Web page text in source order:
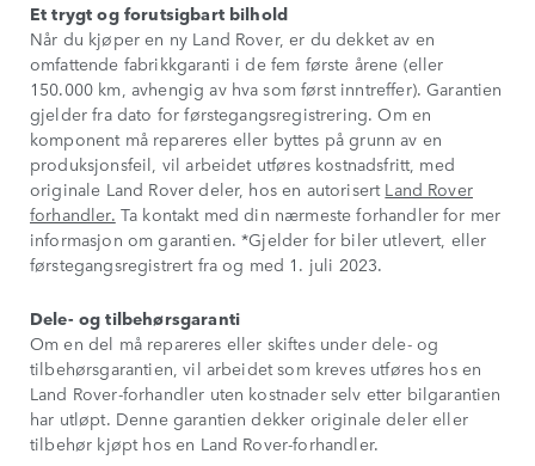
Et trygt og forutsigbart bilhold
Når du kjøper en ny Land Rover, er du dekket av en
omfattende fabrikkgaranti i de fem første årene (eller
150.000 km, avhengig av hva som først inntreffer). Garantien
gjelder fra dato for førstegangsregistrering. Om en
komponent må repareres eller byttes på grunn av en
produksjonsfeil, vil arbeidet utføres kostnadsfritt, med
originale Land Rover deler, hos en autorisert Land Rover
forhandler. Ta kontakt med din nærmeste forhandler for mer
informasjon om garantien. *Gjelder for biler utlevert, eller
førstegangsregistrert fra og med 1. juli 2023.
Dele- og tilbehørsgaranti
Om en del må repareres eller skiftes under dele- og
tilbehørsgarantien, vil arbeidet som kreves utføres hos en
Land Rover-forhandler uten kostnader selv etter bilgarantien
har utløpt. Denne garantien dekker originale deler eller
tilbehør kjøpt hos en Land Rover-forhandler.